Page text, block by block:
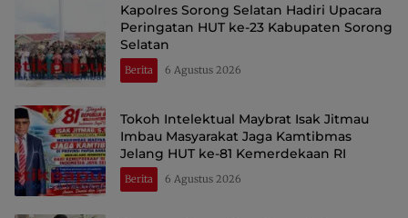
Kapolres Sorong Selatan Hadiri Upacara
Peringatan HUT ke-23 Kabupaten Sorong
Selatan
Berita 6 Agustus 2026
Tokoh Intelektual Maybrat Isak Jitmau
Imbau Masyarakat Jaga Kamtibmas
Jelang HUT ke-81 Kemerdekaan RI
Berita 6 Agustus 2026